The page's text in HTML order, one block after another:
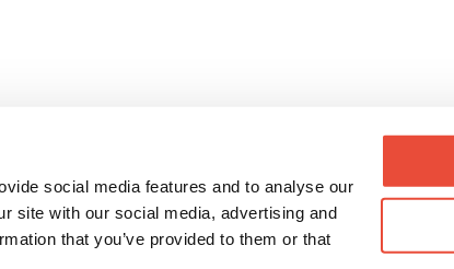
social media features and to analyse our
site with our social media, advertising and
that you’ve provided to them or that